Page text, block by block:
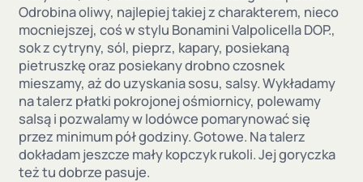
Odrobina oliwy, najlepiej takiej z charakterem, nieco
mocniejszej, coś w stylu Bonamini Valpolicella DOP.,
sok z cytryny, sól, pieprz, kapary, posiekaną
pietruszkę oraz posiekany drobno czosnek
mieszamy, aż do uzyskania sosu, salsy. Wykładamy
na talerz płatki pokrojonej ośmiornicy, polewamy
salsą i pozwalamy w lodówce pomarynować się
przez minimum pół godziny. Gotowe. Na talerz
dokładam jeszcze mały kopczyk rukoli. Jej goryczka
też tu dobrze pasuje.